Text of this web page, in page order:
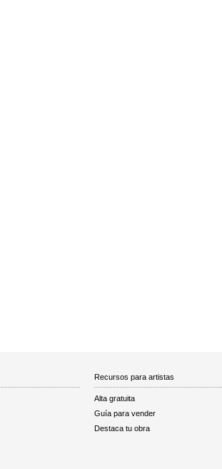
Recursos para artistas
Alta gratuita
Guía para vender
Destaca tu obra